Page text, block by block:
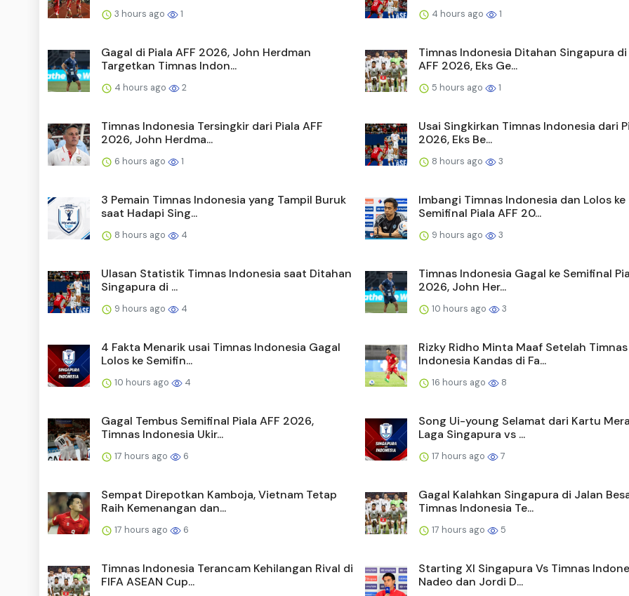
3 hours ago 1 4 hours ago 1
Gagal di Piala AFF 2026, John Herdman
Targetkan Timnas Indon...
4 hours ago 2
Timnas Indonesia Ditahan Singapura di
AFF 2026, Eks Ge...
5 hours ago 1
Timnas Indonesia Tersingkir dari Piala AFF
2026, John Herdma...
6 hours ago 1
Usai Singkirkan Timnas Indonesia dari
2026, Eks Be...
8 hours ago 3
3 Pemain Timnas Indonesia yang Tampil Buruk
saat Hadapi Sing...
8 hours ago 4
Imbangi Timnas Indonesia dan Lolos ke
Semifinal Piala AFF 20...
9 hours ago 3
Ulasan Statistik Timnas Indonesia saat Ditahan
Singapura di ...
9 hours ago 4
Timnas Indonesia Gagal ke Semifinal
2026, John Her...
10 hours ago 3
4 Fakta Menarik usai Timnas Indonesia Gagal
Lolos ke Semifin...
10 hours ago 4
Rizky Ridho Minta Maaf Setelah Timnas
Indonesia Kandas di Fa...
16 hours ago 8
Gagal Tembus Semifinal Piala AFF 2026,
Timnas Indonesia Ukir...
17 hours ago 6
Song Ui-young Selamat dari Kartu
Laga Singapura vs ...
17 hours ago 7
Sempat Direpotkan Kamboja, Vietnam Tetap
Raih Kemenangan dan...
17 hours ago 6
Gagal Kalahkan Singapura di Jalan
Timnas Indonesia Te...
17 hours ago 5
Timnas Indonesia Terancam Kehilangan Rival di
FIFA ASEAN Cup...
Starting XI Singapura Vs Timnas
Nadeo dan Jordi D...